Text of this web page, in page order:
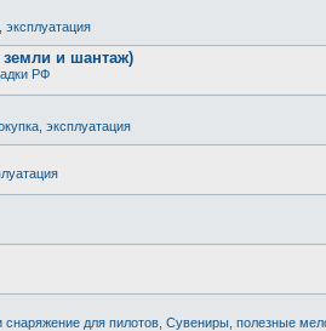
и шантаж)
РФ
эксплуатация
для пилотов, Сувениры, полезные